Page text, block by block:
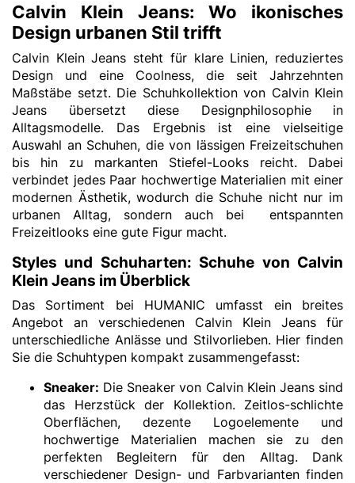
Calvin Klein Jeans: Wo ikonisches
Design urbanen Stil trifft
Calvin Klein Jeans steht für klare Linien, reduziertes
Design und eine Coolness, die seit Jahrzehnten
Maßstäbe setzt. Die Schuhkollektion von Calvin Klein
Jeans übersetzt diese Designphilosophie in
Alltagsmodelle. Das Ergebnis ist eine vielseitige
Auswahl an Schuhen, die von lässigen Freizeitschuhen
bis hin zu markanten Stiefel-Looks reicht. Dabei
verbindet jedes Paar hochwertige Materialien mit einer
modernen Ästhetik, wodurch die Schuhe nicht nur im
urbanen Alltag, sondern auch bei entspannten
Freizeitlooks eine gute Figur macht.
Styles und Schuharten: Schuhe von Calvin
Klein Jeans im Überblick
Das Sortiment bei HUMANIC umfasst ein breites
Angebot an verschiedenen Calvin Klein Jeans für
unterschiedliche Anlässe und Stilvorlieben. Hier finden
Sie die Schuhtypen kompakt zusammengefasst:
Sneaker: Die Sneaker von Calvin Klein Jeans sind
das Herzstück der Kollektion. Zeitlos-schlichte
Oberflächen, dezente Logoelemente und
hochwertige Materialien machen sie zu den
perfekten Begleitern für den Alltag. Dank
verschiedener Design- und Farbvarianten finden